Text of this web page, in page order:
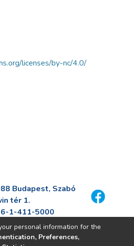
licenses/by-nc/4.0/
Budapest, Szabó
tér 1.
1-411-5000
fszek.hu
personal information for the
Preferences,